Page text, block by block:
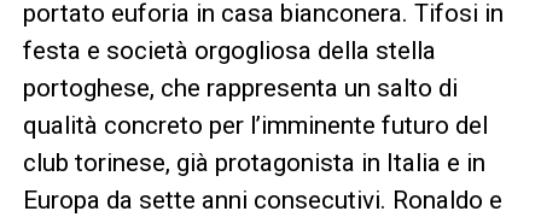
portato euforia in casa bianconera. Tifosi in
festa e società orgogliosa della stella
portoghese, che rappresenta un salto di
qualità concreto per l’imminente futuro del
club torinese, già protagonista in Italia e in
Europa da sette anni consecutivi. Ronaldo e